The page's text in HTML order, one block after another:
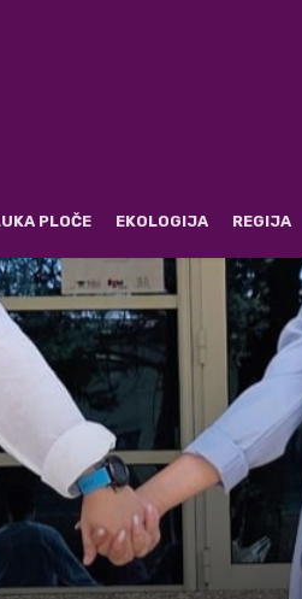
PLOČE EKOLOGIJA REGIJA